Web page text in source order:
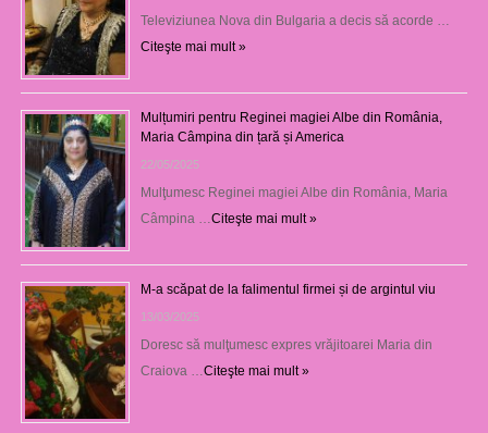
Televiziunea Nova din Bulgaria a decis să acorde …
Citeşte mai mult »
Mulțumiri pentru Reginei magiei Albe din România,
Maria Câmpina din țară și America
22/05/2025
Mulţumesc Reginei magiei Albe din România, Maria
Câmpina … Citeşte mai mult »
M-a scăpat de la falimentul firmei și de argintul viu
13/03/2025
Doresc să mulţumesc expres vrăjitoarei Maria din
Craiova … Citeşte mai mult »